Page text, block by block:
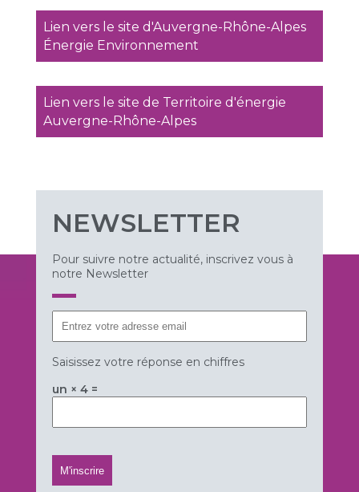
Lien vers le site d'Auvergne-Rhône-Alpes
Énergie Environnement
Lien vers le site de Territoire d'énergie
Auvergne-Rhône-Alpes
NEWSLETTER
Pour suivre notre actualité, inscrivez vous à
notre Newsletter
Saisissez votre réponse en chiffres
un × 4 =